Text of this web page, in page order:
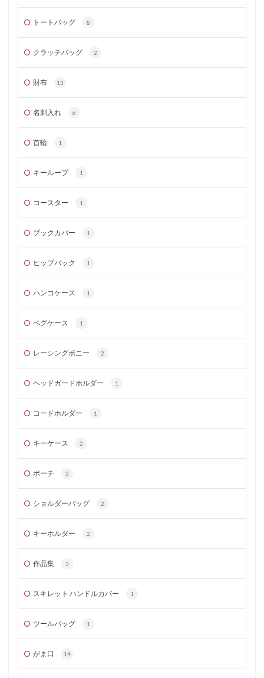
トートバッグ 8
クラッチバッグ 2
財布 13
名刺入れ 6
首輪 1
キーループ 1
コースター 1
ブックカバー 1
ヒップバック 1
ハンコケース 1
ペグケース 1
レーシングポニー 2
ヘッドガードホルダー 1
コードホルダー 1
キーケース 2
ポーチ 3
ショルダーバッグ 2
キーホルダー 2
作品集 3
スキレット ハンドルカバー 1
ツールバッグ 1
がま口 14